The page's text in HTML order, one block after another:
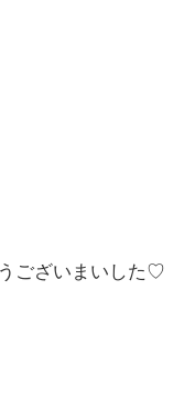
ございまいした♡